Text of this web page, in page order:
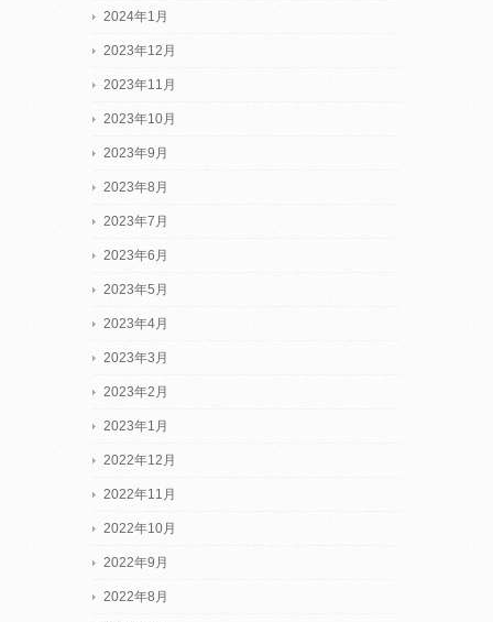
2024年1月
2023年12月
2023年11月
2023年10月
2023年9月
2023年8月
2023年7月
2023年6月
2023年5月
2023年4月
2023年3月
2023年2月
2023年1月
2022年12月
2022年11月
2022年10月
2022年9月
2022年8月